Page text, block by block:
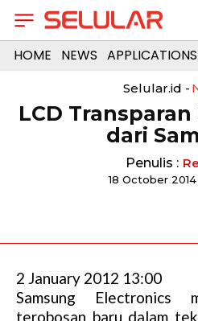
HOME NEWS APPLICATIONS
Selular.id -
LCD
dari
Penulis :
18 October 2014
2 January 2012 13:00
Samsung Electronics
terobosan baru dalam